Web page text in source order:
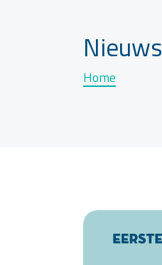
Nieuws
Home